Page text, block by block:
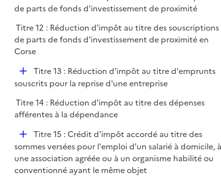
de parts de fonds d'investissement de proximité
Titre 12 : Réduction d'impôt au titre des souscriptions
de parts de fonds d'investissement de proximité en
Corse
D
é
l
i
Titre 13 : Réduction d'impôt au titre d'emprunts
souscrits pour la reprise d'une entreprise
Titre 14 : Réduction d'impôt au titre des dépenses
afférentes à la dépendance
D
é
p
l
Titre 15 : Crédit d'impôt accordé au titre des
sommes versées pour l'emploi d'un salarié à domicile, à
une association agréée ou à un organisme habilité ou
conventionné ayant le même objet